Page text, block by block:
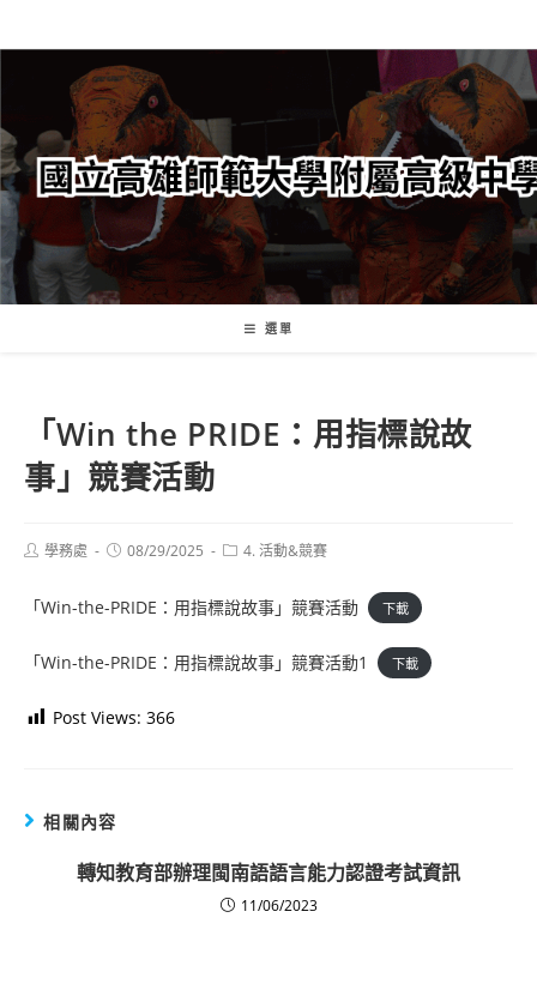
轉
要
內
容
選單
「Win the PRIDE：用指標說故
事」競賽活動
Post學務處
Post08/29/2025
Post4. 活動&競賽
「Win-the-PRIDE：用指標說故事」競賽活動 下載
「Win-the-PRIDE：用指標說故事」競賽活動1 下載
Post Views: 366
相關內容
轉知教育部辦理閩南語語言能力認證考試資訊
11/06/2023